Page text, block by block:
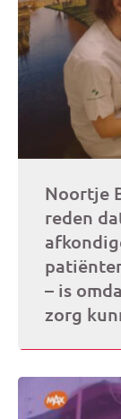
Noortje
reden
– is
zorg